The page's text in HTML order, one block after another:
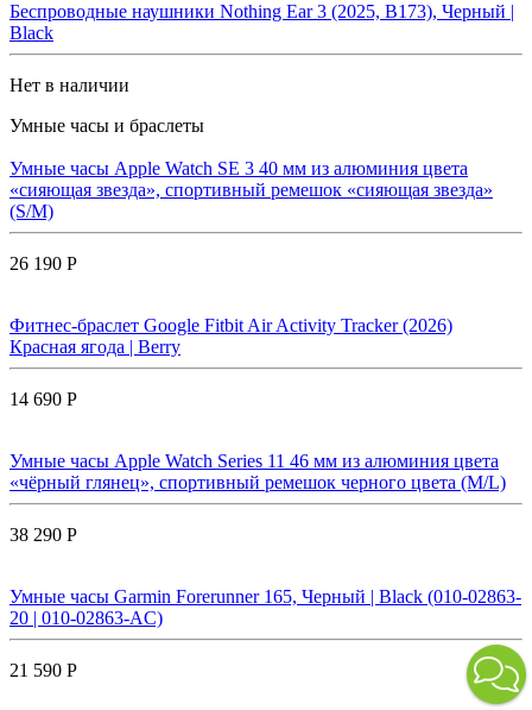
Беспроводные наушники Nothing Ear 3 (2025, B173), Черный |
Black
Нет в наличии
Умные часы и браслеты
Умные часы Apple Watch SE 3 40 мм из алюминия цвета
«сияющая звезда», спортивный ремешок «сияющая звезда»
(S/M)
26 190 Р
Фитнес-браслет Google Fitbit Air Activity Tracker (2026)
Красная ягода | Berry
14 690 Р
Умные часы Apple Watch Series 11 46 мм из алюминия цвета
«чёрный глянец», спортивный ремешок черного цвета (M/L)
38 290 Р
Умные часы Garmin Forerunner 165, Черный | Black (010-02863-
20 | 010-02863-AC)
21 590 Р